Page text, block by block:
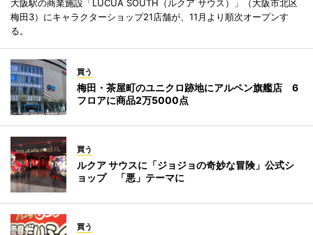
大阪駅の商業施設「LUCUA SOUTH（ルクア サウス）」（大阪市北区
梅田3）にキャラクターショップ21店舗が、11月より順次オープンす
る。
買う
梅田・茶屋町のユニクロ跡地にアルペン旗艦店 6
フロアに商品2万5000点
買う
ルクア サウスに「ジョジョの奇妙な冒険」公式シ
ョップ 「悪」テーマに
買う